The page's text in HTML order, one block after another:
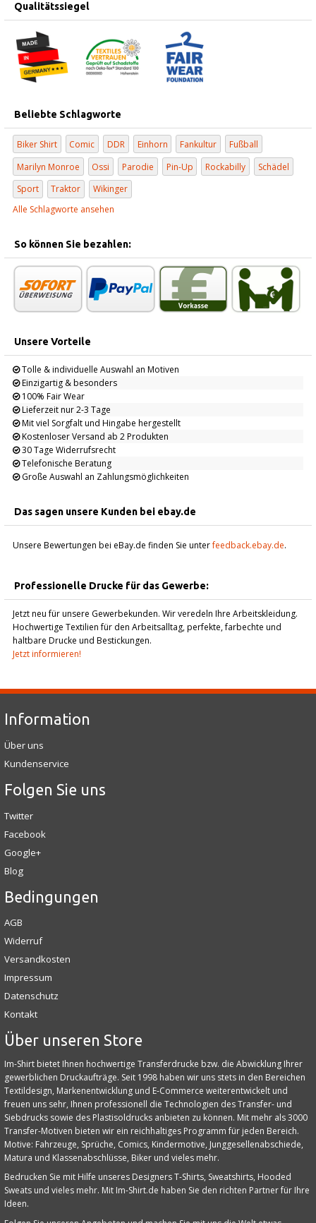
Qualitätssiegel
Beliebte Schlagworte
Biker Shirt Comic DDR Einhorn Fankultur
Fußball
Marilyn Monroe
Ossi Parodie Pin-Up Rockabilly
Schädel
Sport
Traktor
Wikinger
Alle Schlagworte ansehen
So können Sie bezahlen:
Unsere Vorteile
Tolle & individuelle Auswahl an Motiven
Einzigartig & besonders
100% Fair Wear
Lieferzeit nur 2-3 Tage
Mit viel Sorgfalt und Hingabe hergestellt
Kostenloser Versand ab 2 Produkten
30 Tage Widerrufsrecht
Telefonische Beratung
Große Auswahl an Zahlungsmöglichkeiten
Das sagen unsere Kunden bei ebay.de
Unsere Bewertungen bei eBay.de finden Sie unterfeedback.ebay.de.
Professionelle Drucke für das Gewerbe:
Jetzt neu für unsere Gewerbekunden. Wir veredeln Ihre Arbeitskleidung.
Hochwertige Textilien für den Arbeitsalltag, perfekte, farbechte und
haltbare Drucke und Bestickungen.
Jetzt informieren!
Information
Über uns
Kundenservice
Folgen Sie uns
Twitter
Facebook
Google+
Blog
Bedingungen
AGB
Widerruf
Versandkosten
Impressum
Datenschutz
Kontakt
Über unseren Store
Im-Shirt bietet Ihnen hochwertige Transferdrucke bzw. die Abwicklung Ihrer
gewerblichen Druckaufträge. Seit 1998 haben wir uns stets in den Bereichen
Textildesign, Markenentwicklung und E‑Commerce weiterentwickelt und
freuen uns sehr, Ihnen professionell die Technologien des Transfer- und
Siebdrucks sowie des Plastisoldrucks anbieten zu können. Mit mehr als 3000
Transfer-Motiven bieten wir ein reichhaltiges Programm für jeden Bereich.
Motive: Fahrzeuge, Sprüche, Comics, Kindermotive, Junggesellenabschiede,
Matura und Klassenabschlüsse, Biker und vieles mehr.
Bedrucken Sie mit Hilfe unseres Designers T-Shirts, Sweatshirts, Hooded
Sweats und vieles mehr. Mit Im-Shirt.de haben Sie den richten Partner für Ihre
Ideen.